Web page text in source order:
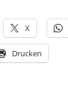
X
Drucken